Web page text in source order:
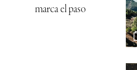
marca el paso